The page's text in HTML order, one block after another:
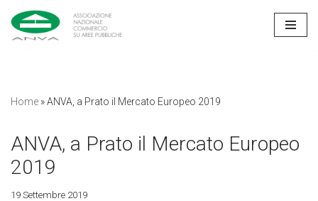
Vai
Home »ANVA, a Prato il Mercato Europeo 2019
ANVA, a Prato il Mercato Europeo
2019
19 Settembre 2019